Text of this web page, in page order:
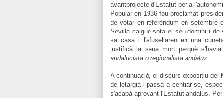
avantprojecte d'Estatut per a
Popular en 1936 fou proclamat
de votar en referèndum en setembre
Sevilla caigué sota el seu domini i de
sa casa i l'afusellaren en una
justificà la seua mort perquè s'havia
andalucista o regionalista andaluz.
A continuació, el discurs expositiu del
de letargia i passa a centrar-se,
s'acabà aprovant l'Estatut andalús.